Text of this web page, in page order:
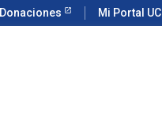
Donaciones Mi Portal UC